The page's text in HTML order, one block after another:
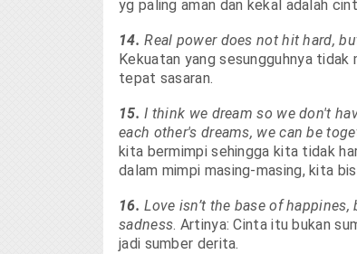
yg paling aman dan kekal adalah
14. Real power does not hit hard,
Kekuatan yang sesungguhnya
tepat sasaran.
15.I think we dream so we don't
each other's dreams, we can be
kita bermimpi sehingga kita tidak
dalam mimpi masing-masing, kita
16.Love isn’t the base of
sadness. Artinya: Cinta itu bukan
jadi sumber derita.